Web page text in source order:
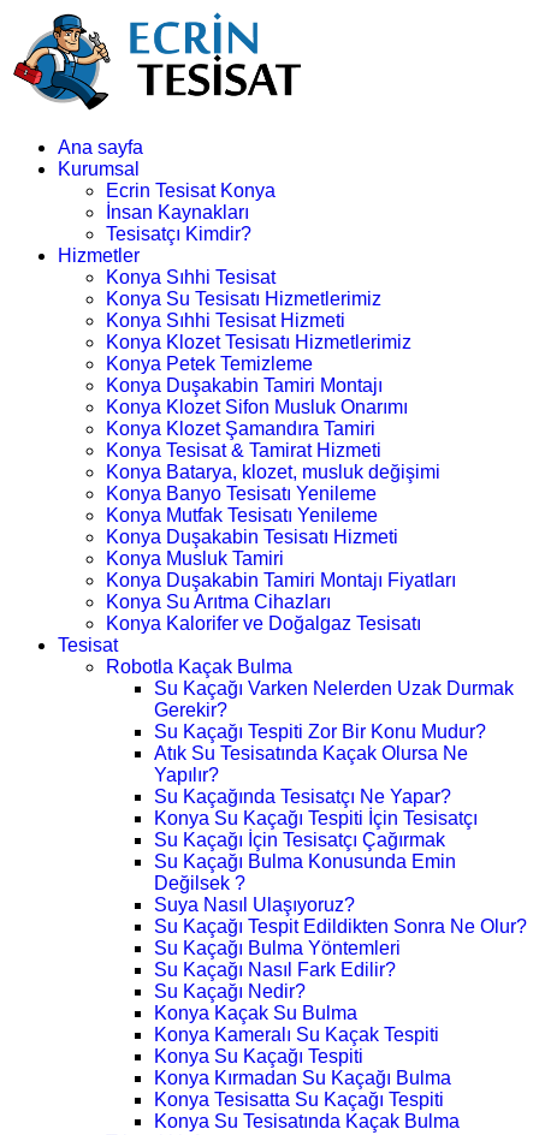
Ana sayfa
Kurumsal
Ecrin Tesisat Konya
İnsan Kaynakları
Tesisatçı Kimdir?
Hizmetler
Konya Sıhhi Tesisat
Konya Su Tesisatı Hizmetlerimiz
Konya Sıhhi Tesisat Hizmeti
Konya Klozet Tesisatı Hizmetlerimiz
Konya Petek Temizleme
Konya Duşakabin Tamiri Montajı
Konya Klozet Sifon Musluk Onarımı
Konya Klozet Şamandıra Tamiri
Konya Tesisat & Tamirat Hizmeti
Konya Batarya, klozet, musluk değişimi
Konya Banyo Tesisatı Yenileme
Konya Mutfak Tesisatı Yenileme
Konya Duşakabin Tesisatı Hizmeti
Konya Musluk Tamiri
Konya Duşakabin Tamiri Montajı Fiyatları
Konya Su Arıtma Cihazları
Konya Kalorifer ve Doğalgaz Tesisatı
Tesisat
Robotla Kaçak Bulma
Su Kaçağı Varken Nelerden Uzak Durmak
Gerekir?
Su Kaçağı Tespiti Zor Bir Konu Mudur?
Atık Su Tesisatında Kaçak Olursa Ne
Yapılır?
Su Kaçağında Tesisatçı Ne Yapar?
Konya Su Kaçağı Tespiti İçin Tesisatçı
Su Kaçağı İçin Tesisatçı Çağırmak
Su Kaçağı Bulma Konusunda Emin
Değilsek ?
Suya Nasıl Ulaşıyoruz?
Su Kaçağı Tespit Edildikten Sonra Ne Olur?
Su Kaçağı Bulma Yöntemleri
Su Kaçağı Nasıl Fark Edilir?
Su Kaçağı Nedir?
Konya Kaçak Su Bulma
Konya Kameralı Su Kaçak Tespiti
Konya Su Kaçağı Tespiti
Konya Kırmadan Su Kaçağı Bulma
Konya Tesisatta Su Kaçağı Tespiti
Konya Su Tesisatında Kaçak Bulma